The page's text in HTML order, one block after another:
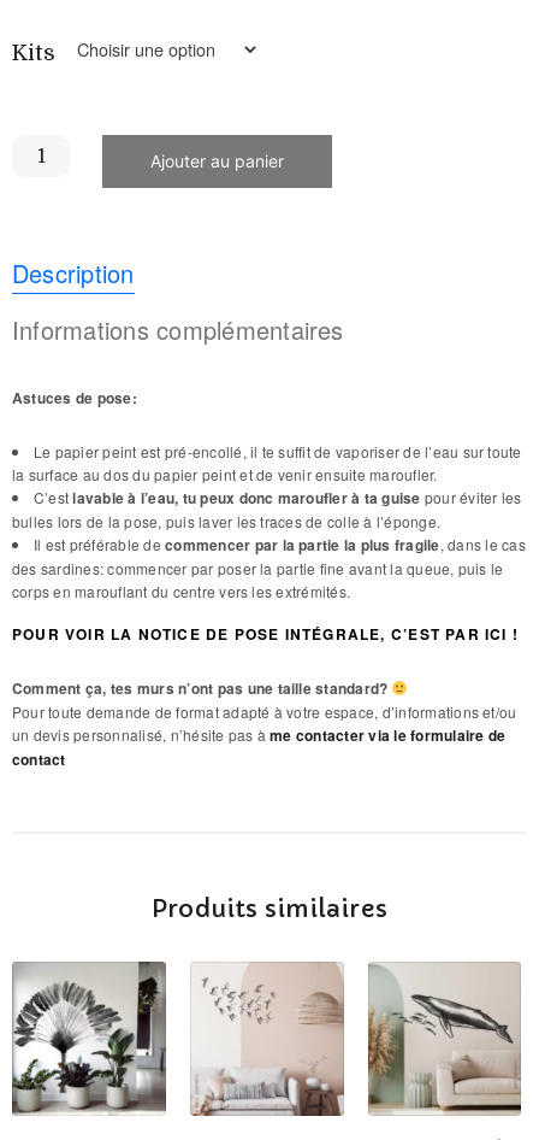
Kits
Ajouter au panier
Description
Informations complémentaires
Astuces de pose:
Le papier peint est pré-encollé, il te suffit de vaporiser de l’eau sur toute
la surface au dos du papier peint et de venir ensuite maroufler.
C’estlavable à l’eau, tu peux donc maroufler à ta guise pour éviter les
bulles lors de la pose, puis laver les traces de colle à l’éponge.
Il est préférable decommencer par la partie la plus fragile, dans le cas
des sardines: commencer par poser la partie fine avant la queue, puis le
corps en marouflant du centre vers les extrémités.
POUR VOIR LA NOTICE DE POSE INTÉGRALE, C’EST PAR ICI !
Comment ça, tes murs n’ont pas une taille standard?
Pour toute demande de format adapté à votre espace, d’informations et/ou
un devis personnalisé, n’hésite pas àme contacter via le formulaire de
contact
Produits similaires